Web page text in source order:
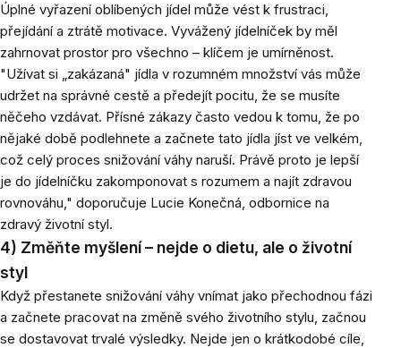
Úplné vyřazení oblíbených jídel může vést k frustraci,
přejídání a ztrátě motivace. Vyvážený jídelníček by měl
zahrnovat prostor pro všechno – klíčem je umírněnost.
"Užívat si „zakázaná" jídla v rozumném množství vás může
udržet na správné cestě a předejít pocitu, že se musíte
něčeho vzdávat. Přísné zákazy často vedou k tomu, že po
nějaké době podlehnete a začnete tato jídla jíst ve velkém,
což celý proces snižování váhy naruší. Právě proto je lepší
je do jídelníčku zakomponovat s rozumem a najít zdravou
rovnováhu," doporučuje Lucie Konečná, odbornice na
zdravý životní styl.
4) Změňte myšlení – nejde o dietu, ale o životní
styl
Když přestanete snižování váhy vnímat jako přechodnou fázi
a začnete pracovat na změně svého životního stylu, začnou
se dostavovat trvalé výsledky. Nejde jen o krátkodobé cíle,